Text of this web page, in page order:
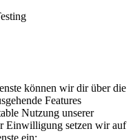
können wir dir über die
Features
Nutzung unserer
Einwilligung setzen wir auf
ein: